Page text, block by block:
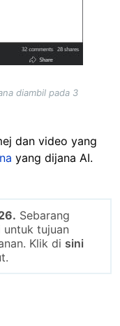
diambil pada 3
dan video yang
yang dijana AI.
Sebarang
untuk tujuan
Klik di sini